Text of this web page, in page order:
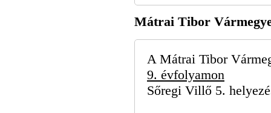
Mátrai Tibor
A Mátrai Tibor
9. évfolyamon
Sőregi Villő 5.